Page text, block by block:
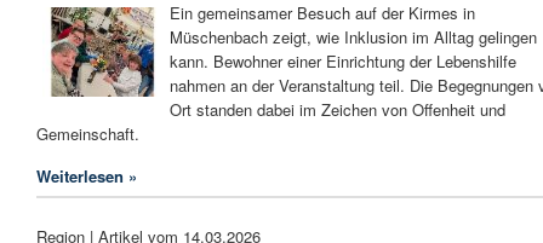
Ein gemeinsamer Besuch auf der Kirmes in
Müschenbach zeigt, wie Inklusion im Alltag gelingen
kann. Bewohner einer Einrichtung der Lebenshilfe
nahmen an der Veranstaltung teil. Die Begegnungen
Ort standen dabei im Zeichen von Offenheit und
Gemeinschaft.
Weiterlesen »
Region | Artikel vom 14.03.2026